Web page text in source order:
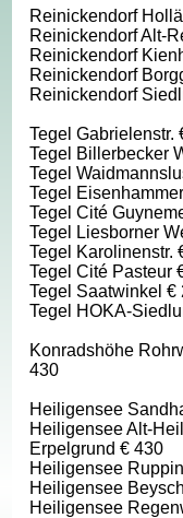
Reinickendorf
Reinickendorf Alt-
Reinickendorf
Reinickendorf
Reinickendorf
Tegel Gabrielenstr.
Tegel Billerbecker
Tegel
Tegel
Tegel Cité
Tegel Liesborner
Tegel Karolinenstr.
Tegel Cité Pasteur
Tegel Saatwinkel €
Tegel HOKA-
Konradshöhe
430
Heiligensee
Heiligensee Alt-
Erpelgrund € 430
Heiligensee
Heiligensee
Heiligensee